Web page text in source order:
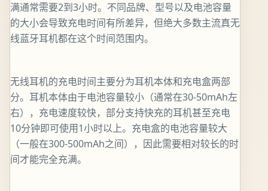
满通常需要2到3小时。不同品牌、型号以及电池容量
的大小会导致充电时间有所差异，但绝大多数主流真无
线蓝牙耳机都在这个时间范围内。
无线耳机的充电时间主要分为耳机本体和充电盒两部
分。耳机本体由于电池容量较小（通常在30-50mAh左
右），充电速度较快，部分支持快充的耳机甚至充电
10分钟即可使用1小时以上。充电盒的电池容量较大
（一般在300-500mAh之间），因此需要相对较长的时
间才能完全充满。